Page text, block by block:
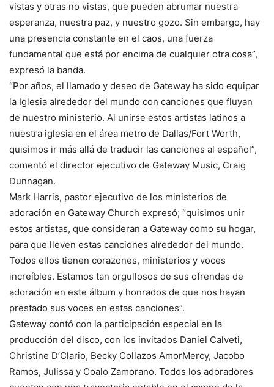
vistas y otras no vistas, que pueden abrumar nuestra
esperanza, nuestra paz, y nuestro gozo. Sin embargo, hay
una presencia constante en el caos, una fuerza
fundamental que está por encima de cualquier otra cosa”,
expresó la banda.
“Por años, el llamado y deseo de Gateway ha sido equipar
la Iglesia alrededor del mundo con canciones que fluyan
de nuestro ministerio. Al unirse estos artistas latinos a
nuestra iglesia en el área metro de Dallas/Fort Worth,
quisimos ir más allá de traducir las canciones al español”,
comentó el director ejecutivo de Gateway Music, Craig
Dunnagan.
Mark Harris, pastor ejecutivo de los ministerios de
adoración en Gateway Church expresó; “quisimos unir
estos artistas, que consideran a Gateway como su hogar,
para que lleven estas canciones alrededor del mundo.
Todos ellos tienen corazones, ministerios y voces
increíbles. Estamos tan orgullosos de sus ofrendas de
adoración en este álbum y honrados de que nos hayan
prestado sus voces en estas canciones”.
Gateway contó con la participación especial en la
producción del disco, con los invitados Daniel Calveti,
Christine D’Clario, Becky Collazos AmorMercy, Jacobo
Ramos, Julissa y Coalo Zamorano. Todos los adoradores